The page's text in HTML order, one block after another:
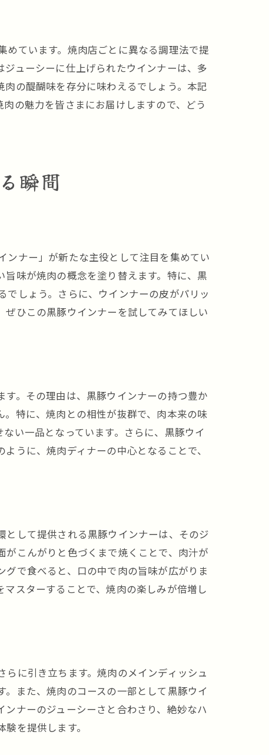
ています。焼肉店ごとに異なる調理法で提
ューシーに仕上げられたウインナーは、多
の醍醐味を存分に味わえるでしょう。本記
の魅力を皆さまにお届けしますので、どう
瞬間
ナー」が新たな主役として注目を集めてい
味が焼肉の概念を塗り替えます。特に、黒
しょう。さらに、ウインナーの皮がパリッ
ひこの黒豚ウインナーを試してみてほしい
。その理由は、黒豚ウインナーの持つ豊か
特に、焼肉との相性が抜群で、肉本来の味
い一品となっています。さらに、黒豚ウイ
うに、焼肉ディナーの中心となることで、
して提供される黒豚ウインナーは、そのジ
こんがりと色づくまで焼くことで、肉汁が
で食べると、口の中で肉の旨味が広がりま
スターすることで、焼肉の楽しみが倍増し
に引き立ちます。焼肉のメインディッシュ
また、焼肉のコースの一部として黒豚ウイ
ナーのジューシーさと合わさり、絶妙なハ
を提供します。